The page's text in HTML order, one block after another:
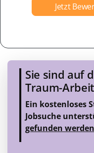
Jetzt
Sie sind auf
Traum-
Ein kostenloses
Jobsuche
gefunden